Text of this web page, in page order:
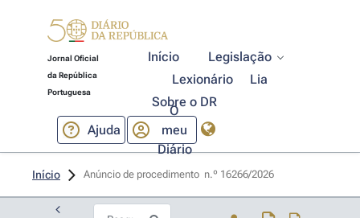
Jornal Oficial
da República
Portuguesa
Início
Legislação
Lexionário
Lia
Sobre o DR
Ajuda
O
meu
Diário
Início Anúncio de procedimento  n.º 16266/2026